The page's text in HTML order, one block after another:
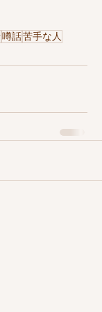
噂話苦手な人